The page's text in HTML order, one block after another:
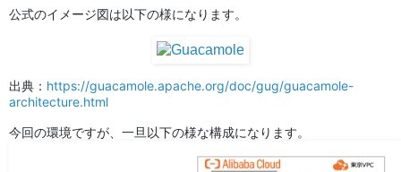
公式のイメージ図は以下の様になります。
出典： https://guacamole.apache.org/doc/gug/guacamole-
architecture.html
今回の環境ですが、一旦以下の様な構成になります。